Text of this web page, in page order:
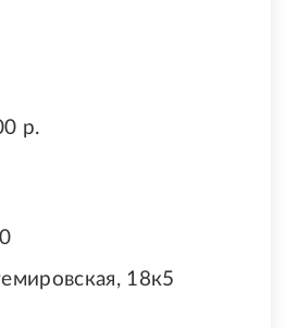
р.
18к5